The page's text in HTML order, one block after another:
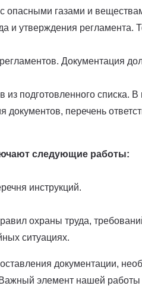
опасными газами и
и утверждения регламента.
Документация
из подготовленного списка.
документов, перечень
следующие работы:
инструкций.
охраны труда,
ситуациях.
документации,
элемент нашей работы